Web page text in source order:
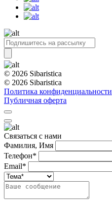
© 2026 Sibaristica
© 2026 Sibaristica
Политика конфиденциальности
Публичная оферта
Связаться с нами
Фамилия, Имя
Телефон*
Email*